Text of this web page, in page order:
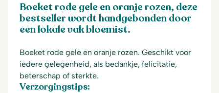
Boeket rode gele en oranje rozen, deze
bestseller wordt handgebonden door
een lokale vak bloemist.
Boeket rode gele en oranje rozen. Geschikt voor
iedere gelegenheid, als bedankje, felicitatie,
beterschap of sterkte.
Verzorgingstips: